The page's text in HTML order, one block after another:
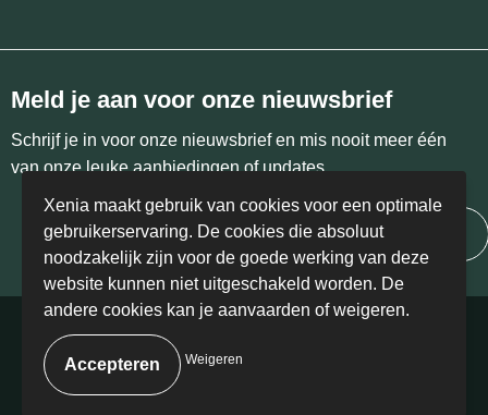
Meld je aan voor onze nieuwsbrief
Schrijf je in voor onze nieuwsbrief en mis nooit meer één
van onze leuke aanbiedingen of updates.
Inschrijven
© Copyright Xenia 2024 | BE 0458.405.766
Xenia maakt gebruik van cookies voor een optimale
gebruikerservaring. De cookies die absoluut
noodzakelijk zijn voor de goede werking van deze
website kunnen niet uitgeschakeld worden. De
andere cookies kan je aanvaarden of weigeren.
Weigeren